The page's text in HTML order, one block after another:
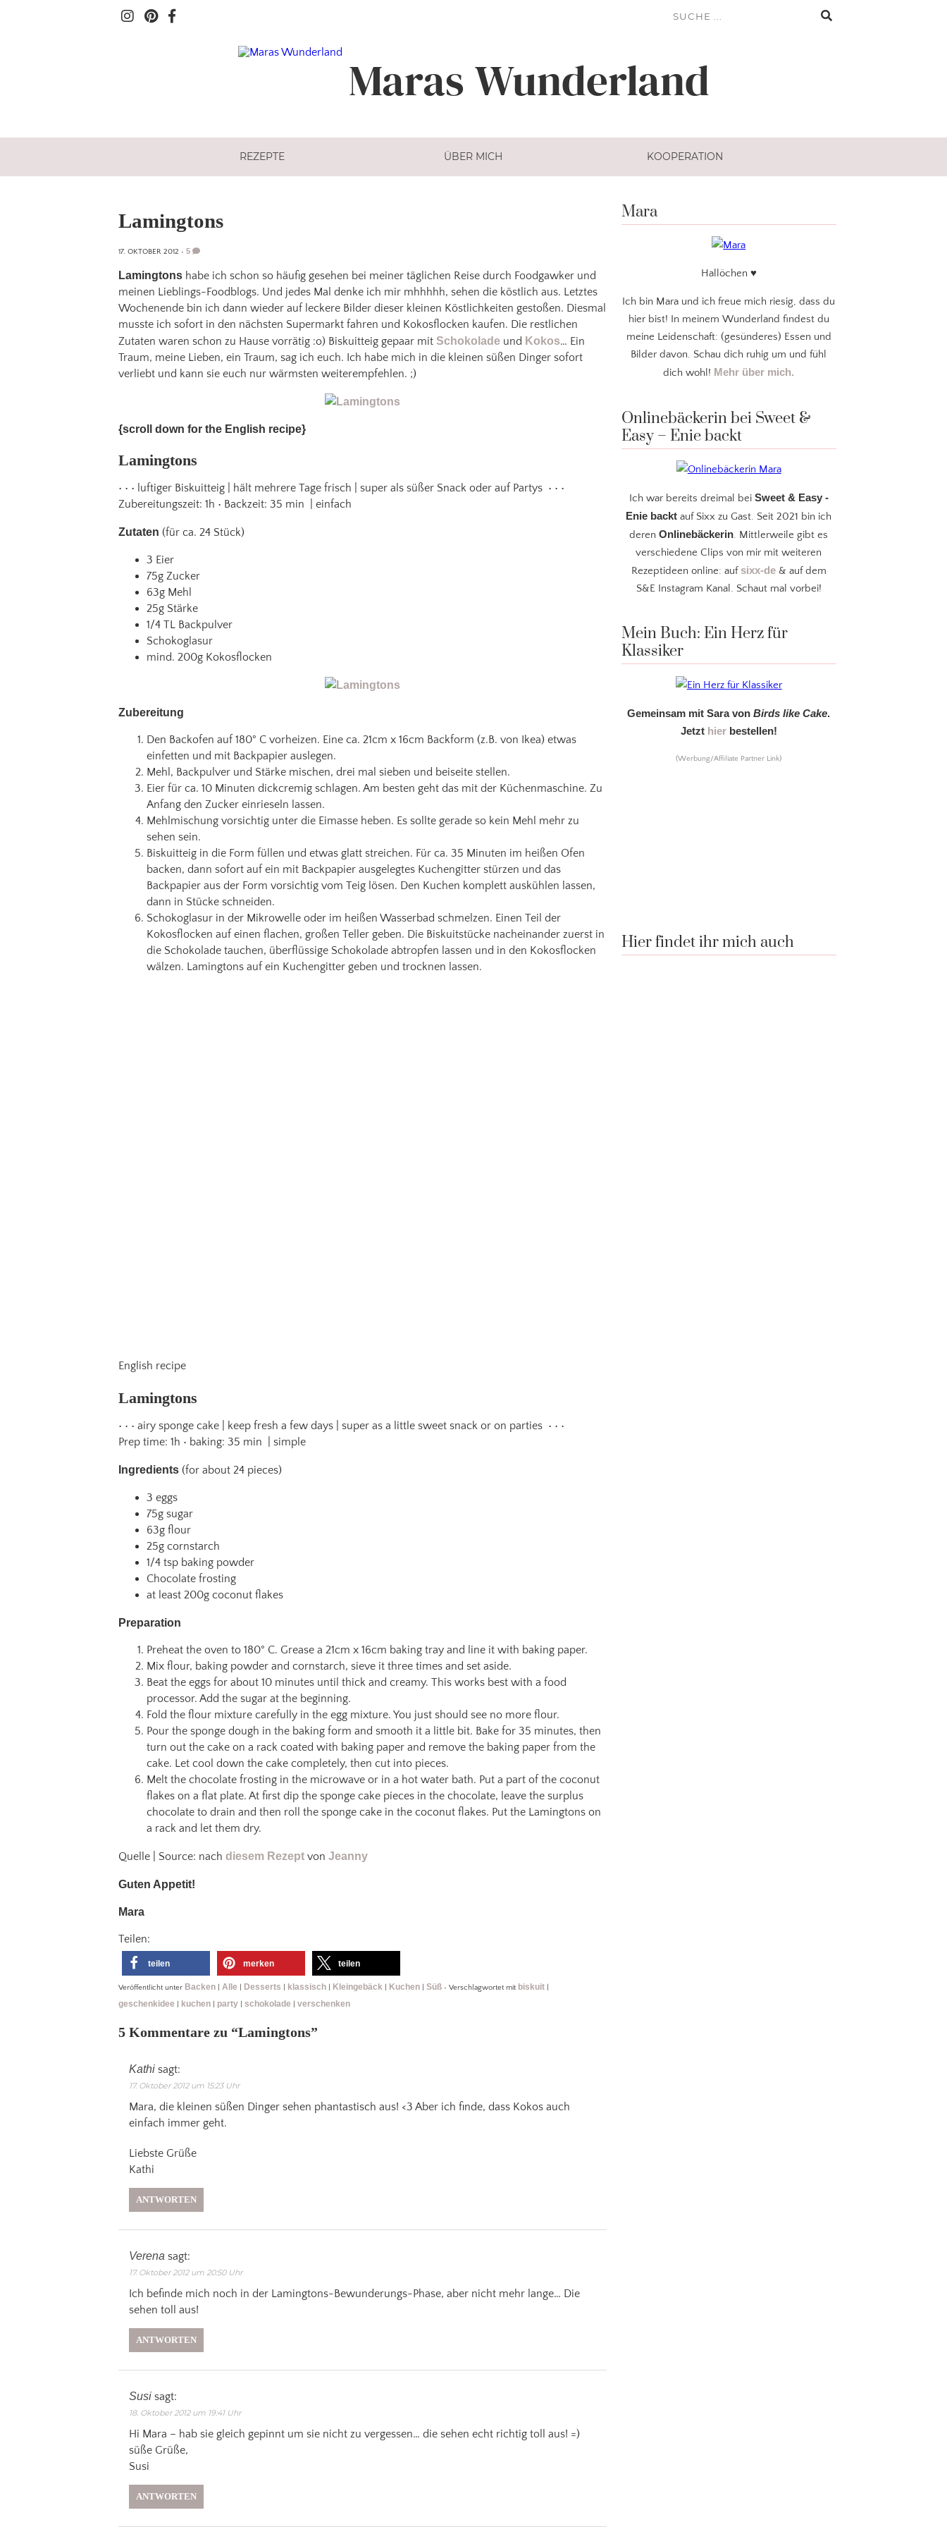
Maras Wunderland
REZEPTE ÜBER MICH KOOPERATION
Lamingtons
17. OKTOBER 2012 • 5
Lamingtons habe ich schon so häufig gesehen bei meiner täglichen Reise durch Foodgawker und
meinen Lieblings-Foodblogs. Und jedes Mal denke ich mir mhhhhh, sehen die köstlich aus. Letztes
Wochenende bin ich dann wieder auf leckere Bilder dieser kleinen Köstlichkeiten gestoßen. Diesmal
musste ich sofort in den nächsten Supermarkt fahren und Kokosflocken kaufen. Die restlichen
Zutaten waren schon zu Hause vorrätig :o) Biskuitteig gepaar mit Schokolade und Kokos… Ein
Traum, meine Lieben, ein Traum, sag ich euch. Ich habe mich in die kleinen süßen Dinger sofort
verliebt und kann sie euch nur wärmsten weiterempfehlen. ;)
{scroll down for the English recipe}
Lamingtons
• • • luftiger Biskuitteig | hält mehrere Tage frisch | super als süßer Snack oder auf Partys • • •
Zubereitungszeit: 1h • Backzeit: 35 min | einfach
Zutaten (für ca. 24 Stück)
3 Eier
75g Zucker
63g Mehl
25g Stärke
1/4 TL Backpulver
Schokoglasur
mind. 200g Kokosflocken
Zubereitung
Den Backofen auf 180° C vorheizen. Eine ca. 21cm x 16cm Backform (z.B. von Ikea) etwas
einfetten und mit Backpapier auslegen.
Mehl, Backpulver und Stärke mischen, drei mal sieben und beiseite stellen.
Eier für ca. 10 Minuten dickcremig schlagen. Am besten geht das mit der Küchenmaschine. Zu
Anfang den Zucker einrieseln lassen.
Mehlmischung vorsichtig unter die Eimasse heben. Es sollte gerade so kein Mehl mehr zu
sehen sein.
Biskuitteig in die Form füllen und etwas glatt streichen. Für ca. 35 Minuten im heißen Ofen
backen, dann sofort auf ein mit Backpapier ausgelegtes Kuchengitter stürzen und das
Backpapier aus der Form vorsichtig vom Teig lösen. Den Kuchen komplett auskühlen lassen,
dann in Stücke schneiden.
Schokoglasur in der Mikrowelle oder im heißen Wasserbad schmelzen. Einen Teil der
Kokosflocken auf einen flachen, großen Teller geben. Die Biskuitstücke nacheinander zuerst in
die Schokolade tauchen, überflüssige Schokolade abtropfen lassen und in den Kokosflocken
wälzen. Lamingtons auf ein Kuchengitter geben und trocknen lassen.
English recipe
Lamingtons
• • • airy sponge cake | keep fresh a few days | super as a little sweet snack or on parties • • •
Prep time: 1h • baking: 35 min | simple
Ingredients (for about 24 pieces)
3 eggs
75g sugar
63g flour
25g cornstarch
1/4 tsp baking powder
Chocolate frosting
at least 200g coconut flakes
Preparation
Preheat the oven to 180° C. Grease a 21cm x 16cm baking tray and line it with baking paper.
Mix flour, baking powder and cornstarch, sieve it three times and set aside.
Beat the eggs for about 10 minutes until thick and creamy. This works best with a food
processor. Add the sugar at the beginning.
Fold the flour mixture carefully in the egg mixture. You just should see no more flour.
Pour the sponge dough in the baking form and smooth it a little bit. Bake for 35 minutes, then
turn out the cake on a rack coated with baking paper and remove the baking paper from the
cake. Let cool down the cake completely, then cut into pieces.
Melt the chocolate frosting in the microwave or in a hot water bath. Put a part of the coconut
flakes on a flat plate. At first dip the sponge cake pieces in the chocolate, leave the surplus
chocolate to drain and then roll the sponge cake in the coconut flakes. Put the Lamingtons on
a rack and let them dry.
Quelle | Source: nach diesem Rezept von Jeanny
Guten Appetit!
Mara
Teilen:
teilen merken teilen
Veröffentlicht unter Backen Alle Desserts klassisch Kleingebäck Kuchen Süß • Verschlagwortet mit biskuit
geschenkidee kuchen party schokolade verschenken
5 Kommentare zu “Lamingtons”
Kathi sagt:
17. Oktober 2012 um 15:23 Uhr
Mara, die kleinen süßen Dinger sehen phantastisch aus! <3 Aber ich finde, dass Kokos auch
einfach immer geht.
Liebste Grüße
Kathi
ANTWORTEN
Verena sagt:
17. Oktober 2012 um 20:50 Uhr
Ich befinde mich noch in der Lamingtons-Bewunderungs-Phase, aber nicht mehr lange… Die
sehen toll aus!
ANTWORTEN
Susi sagt:
18. Oktober 2012 um 19:41 Uhr
Hi Mara – hab sie gleich gepinnt um sie nicht zu vergessen… die sehen echt richtig toll aus! =)
süße Grüße,
Susi
ANTWORTEN
Mara
Hallöchen ♥
Ich bin Mara und ich freue mich riesig, dass du
hier bist! In meinem Wunderland findest du
meine Leidenschaft: (gesünderes) Essen und
Bilder davon. Schau dich ruhig um und fühl
dich wohl! Mehr über mich.
Onlinebäckerin bei Sweet &
Easy – Enie backt
Ich war bereits dreimal bei Sweet & Easy -
Enie backt auf Sixx zu Gast. Seit 2021 bin ich
derenOnlinebäckerin. Mittlerweile gibt es
verschiedene Clips von mir mit weiteren
Rezeptideen online: auf sixx-de& auf dem
S&E Instagram Kanal. Schaut mal vorbei!
Mein Buch: Ein Herz für
Klassiker
Gemeinsam mit Sara vonBirds like Cake.
Jetzt hierbestellen!
(Werbung/Affiliate Partner Link)
Hier findet ihr mich auch